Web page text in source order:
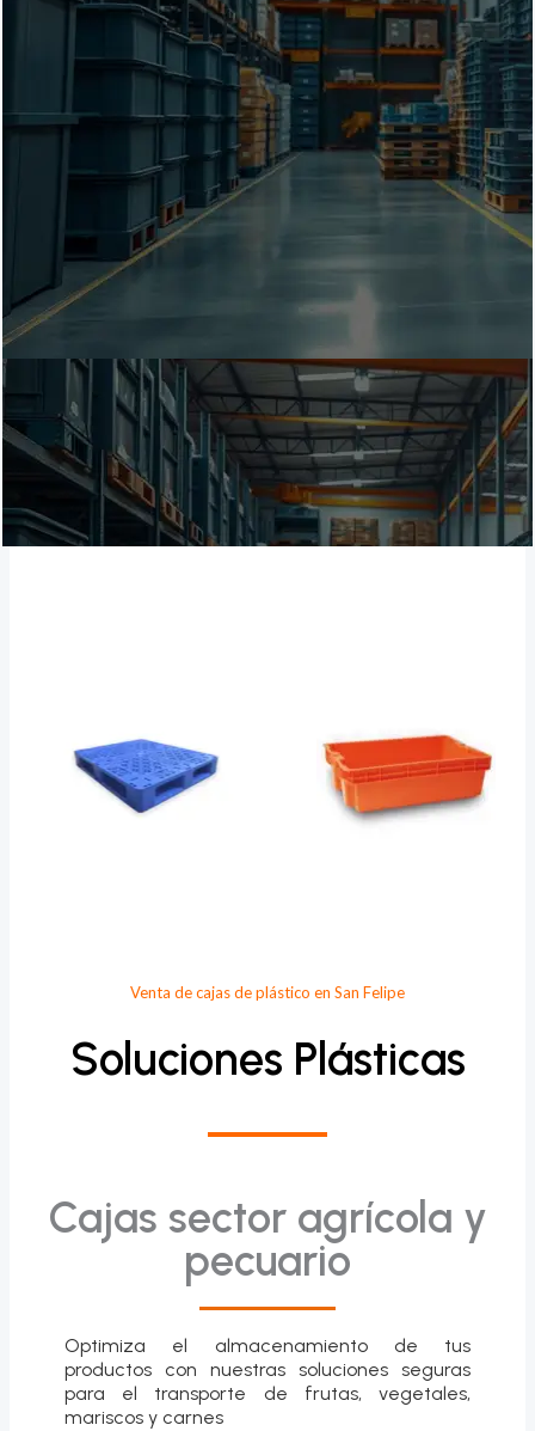
Venta de cajas de plástico en San Felipe
Soluciones Plásticas
Cajas sector agrícola y
pecuario
Optimiza el almacenamiento de tus
productos con nuestras soluciones seguras
para el transporte de frutas, vegetales,
mariscos y carnes